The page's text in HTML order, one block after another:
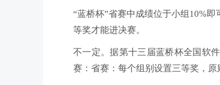
“蓝桥杯”省赛中成绩位于小组10%
等奖才能进决赛。
不一定。据第十三届蓝桥杯全国软
赛：省赛：每个组别设置三等奖，原